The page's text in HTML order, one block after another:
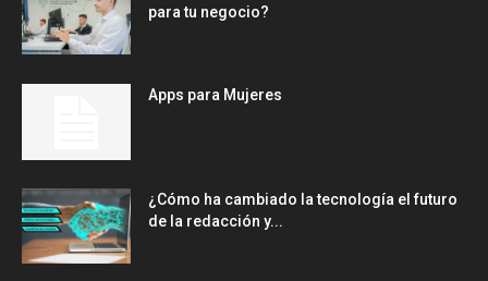
para tu negocio?
Apps para Mujeres
¿Cómo ha cambiado la tecnología el futuro
de la redacción y...